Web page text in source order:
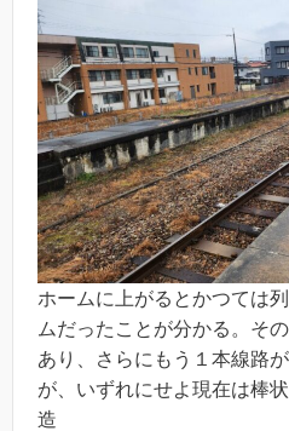
ホームに上がるとかつては
ムだったことが分かる。そ
あり、さらにもう１本線路
が、いずれにせよ現在は棒
造